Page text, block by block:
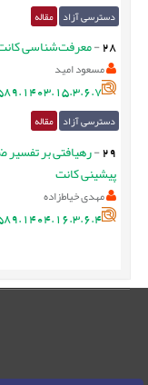
دسترسی آزاد مقاله
28
-معرفت‌شناسی کانت
مسعود امید
دسترسی آزاد مقاله
29
-رهیافتی بر تفسیر
پیشینی کانت
مهدی خیاط‌زاده